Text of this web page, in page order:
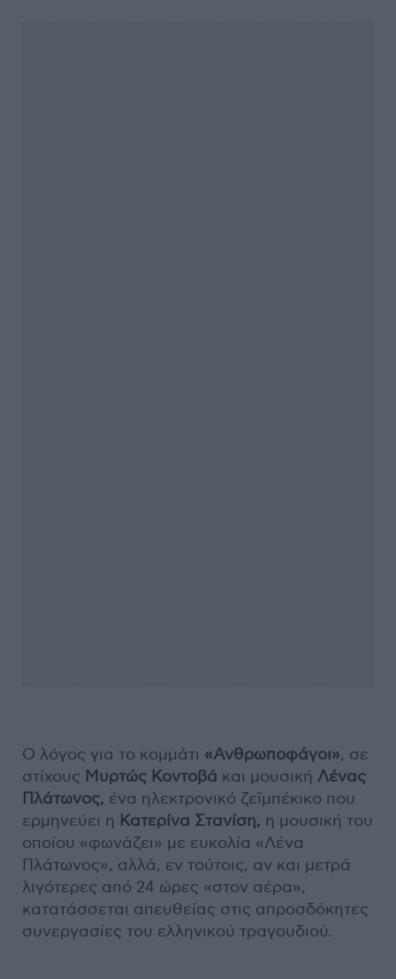
Ο λόγος για το κομμάτι «Ανθρωποφάγοι», σε
στίχους Μυρτώς Κοντοβά και μουσική Λένας
Πλάτωνος, ένα ηλεκτρονικό ζεϊμπέκικο που
ερμηνεύει η Κατερίνα Στανίση, η μουσική του
οποίου «φωνάζει» με ευκολία «Λένα
Πλάτωνος», αλλά, εν τούτοις, αν και μετρά
λιγότερες από 24 ώρες «στον αέρα»,
κατατάσσεται απευθείας στις απροσδόκητες
συνεργασίες του ελληνικού τραγουδιού.